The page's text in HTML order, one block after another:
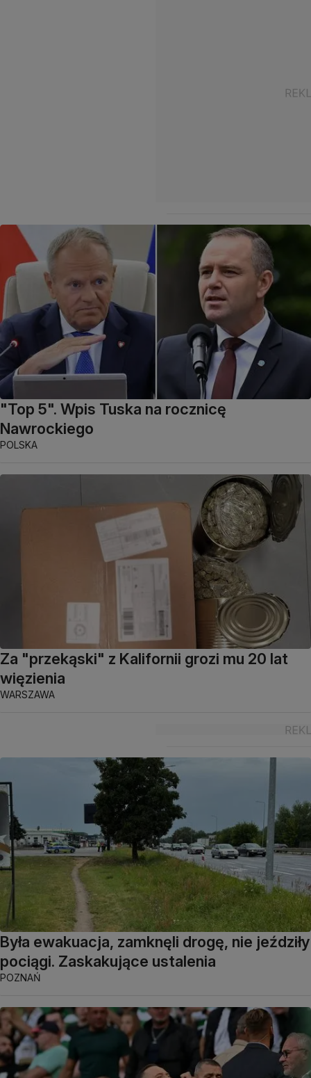
"Top 5". Wpis Tuska na rocznicę
Nawrockiego
POLSKA
Za "przekąski" z Kalifornii grozi mu 20 lat
więzienia
WARSZAWA
Była ewakuacja, zamknęli drogę, nie jeździły
pociągi. Zaskakujące ustalenia
POZNAŃ